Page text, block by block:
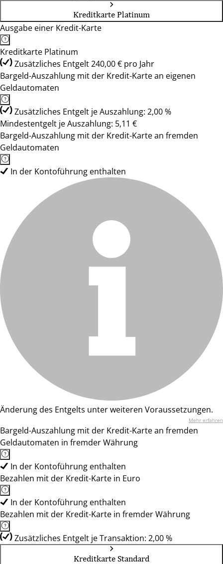
Kreditkarte Platinum
Ausgabe einer Kredit-Karte
Kreditkarte Platinum
Zusätzliches Entgelt 240,00 € pro Jahr
Bargeld-Auszahlung mit der Kredit-Karte an eigenen
Geldautomaten
Zusätzliches Entgelt je Auszahlung: 2,00 %
Mindestentgelt je Auszahlung: 5,11 €
Bargeld-Auszahlung mit der Kredit-Karte an fremden
Geldautomaten
In der Kontoführung enthalten
Änderung des Entgelts unter weiteren Voraussetzungen.
Mehr erfahren
Bargeld-Auszahlung mit der Kredit-Karte an fremden
Geldautomaten in fremder Währung
In der Kontoführung enthalten
Bezahlen mit der Kredit-Karte in Euro
In der Kontoführung enthalten
Bezahlen mit der Kredit-Karte in fremder Währung
Zusätzliches Entgelt je Transaktion: 2,00 %
Kreditkarte Standard